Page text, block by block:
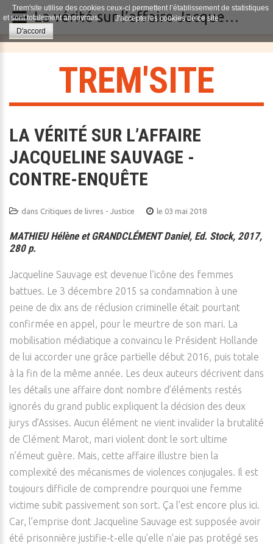
TREM'SITE
LA VÉRITÉ SUR L’AFFAIRE
JACQUELINE SAUVAGE -
CONTRE-ENQUÊTE
dans Critiques de livres - Justice le 03 mai 2018
MATHIEU Hélène et GRANDCLÉMENT Daniel, Ed. Stock, 2017,
280 p.
Jacqueline Sauvage est devenue l’icône des femmes
battues. Le 3 décembre 2015 sa condamnation à une
peine de dix ans de réclusion criminelle était pourtant
confirmée en appel, pour le meurtre de son mari. La
mobilisation médiatique a convaincu le Président Hollande
de lui accorder une grâce partielle début 2016, puis totale
à la fin de la même année. Les deux auteurs décrivent dans
les détails une affaire dont nombre d’éléments restés
ignorés du grand public expliquent la décision des deux
jurys d’Assises. Aucun élément ne vient invalider la brutalité
de Clément Marot, mari violent dont le sort ultime
n’émeut guère. Mais, cette affaire illustre bien la
complexité des mécanismes de violences conjugales. Il est
toujours difficile de comprendre pourquoi une femme
victime subit passivement son sort. Ça l’est encore plus ici.
Car, l’emprise dont Jacqueline Sauvage est supposée avoir
été prisonnière justifie-t-elle qu’elle n’aie pas protégé ses
Trem'site utilise des cookies ceux-ci permettent l’établissement de statistiques
et sont totalement anonymes.
J'accepte les cookies de ce site.
D'accord
La vérité sur l’affaire Jacqueline Sauvage - Contre-enquête